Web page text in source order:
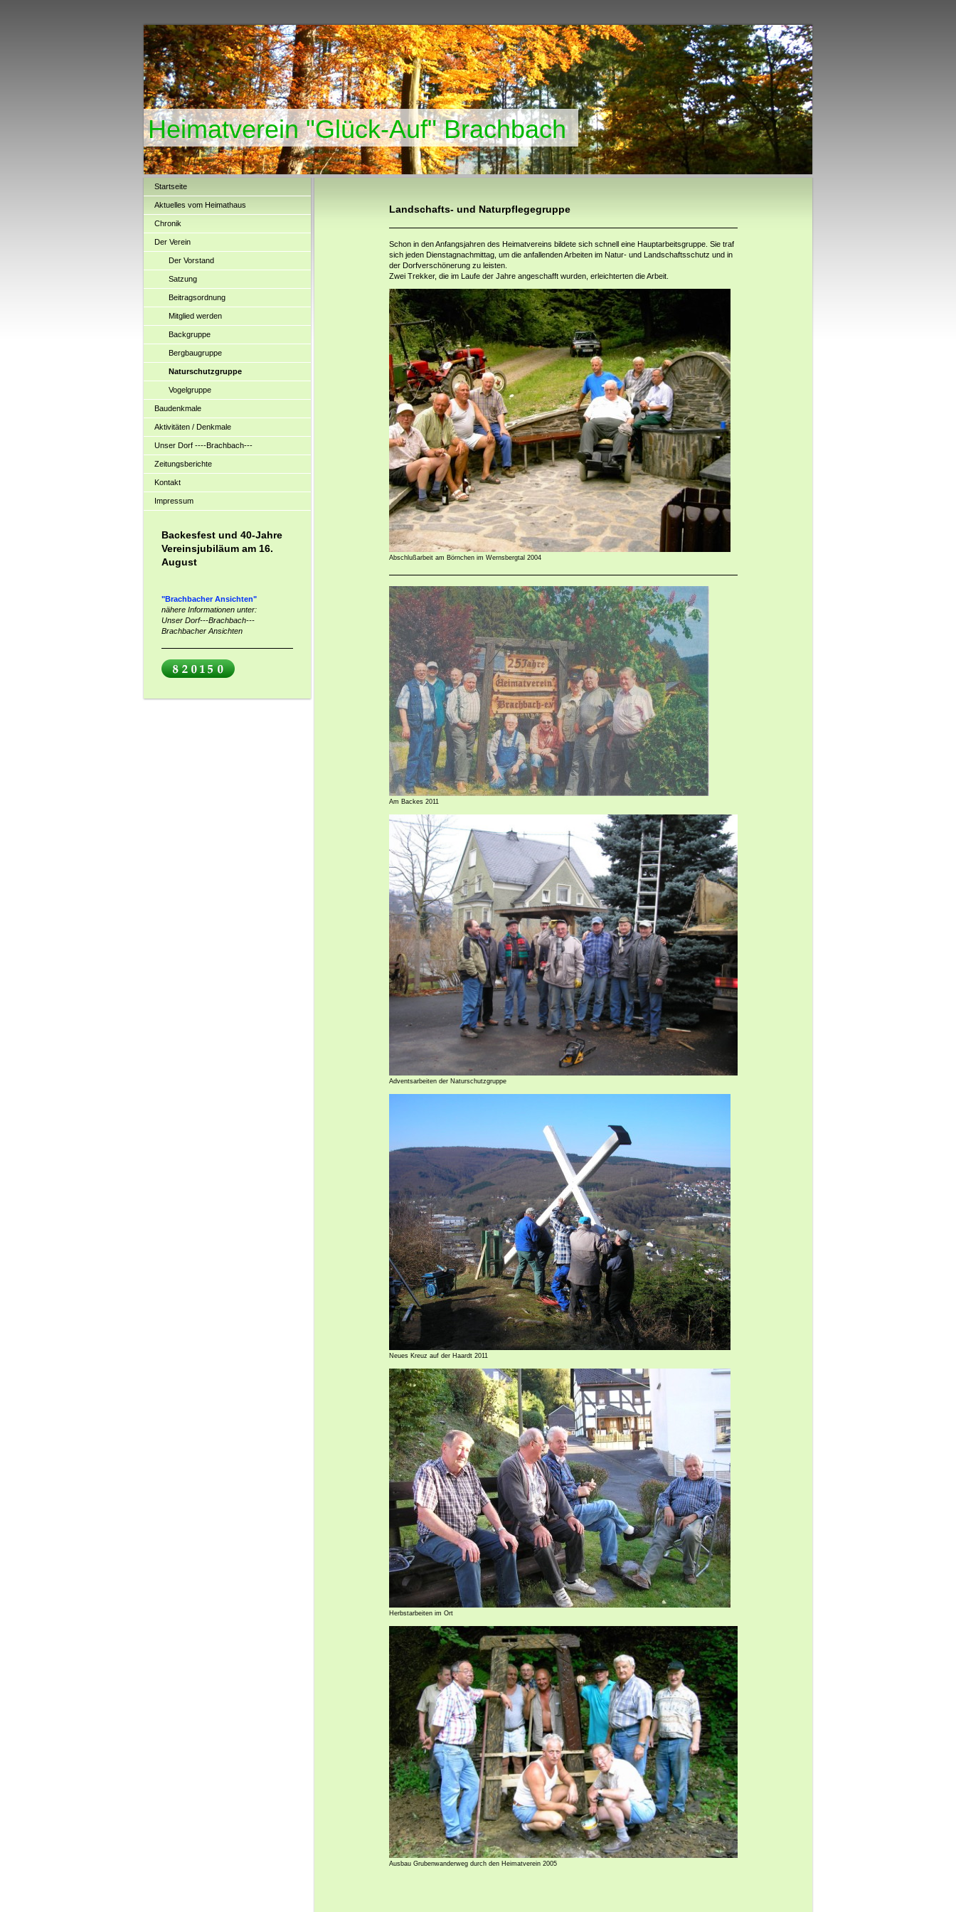
Heimatverein "Glück-Auf" Brachbach
Startseite
Aktuelles vom Heimathaus
Chronik
Der Verein
Der Vorstand
Satzung
Beitragsordnung
Mitglied werden
Backgruppe
Bergbaugruppe
Naturschutzgruppe
Vogelgruppe
Baudenkmale
Aktivitäten / Denkmale
Unser Dorf ----Brachbach---
Zeitungsberichte
Kontakt
Impressum
Backesfest und 40-Jahre
Vereinsjubiläum am 16.
August
"Brachbacher Ansichten"
nähere Informationen unter:
Unser Dorf---Brachbach---
Brachbacher Ansichten
Landschafts- und Naturpflegegruppe
Schon in den Anfangsjahren des Heimatvereins bildete sich schnell eine Hauptarbeitsgruppe. Sie traf
sich jeden Dienstagnachmittag, um die anfallenden Arbeiten im Natur- und Landschaftsschutz und in
der Dorfverschönerung zu leisten.
Zwei Trekker, die im Laufe der Jahre angeschafft wurden, erleichterten die Arbeit.
Abschlußarbeit am Börnchen im Wernsbergtal 2004
Am Backes 2011
Adventsarbeiten der Naturschutzgruppe
Neues Kreuz auf der Haardt 2011
Herbstarbeiten im Ort
Ausbau Grubenwanderweg durch den Heimatverein 2005